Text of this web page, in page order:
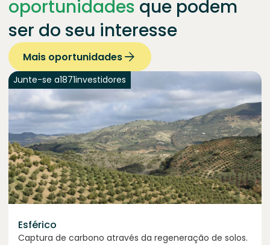
oportunidades que podem
ser do seu interesse
Mais oportunidades
Junte-se a1871investidores
Esférico
Captura de carbono através da regeneração de solos.